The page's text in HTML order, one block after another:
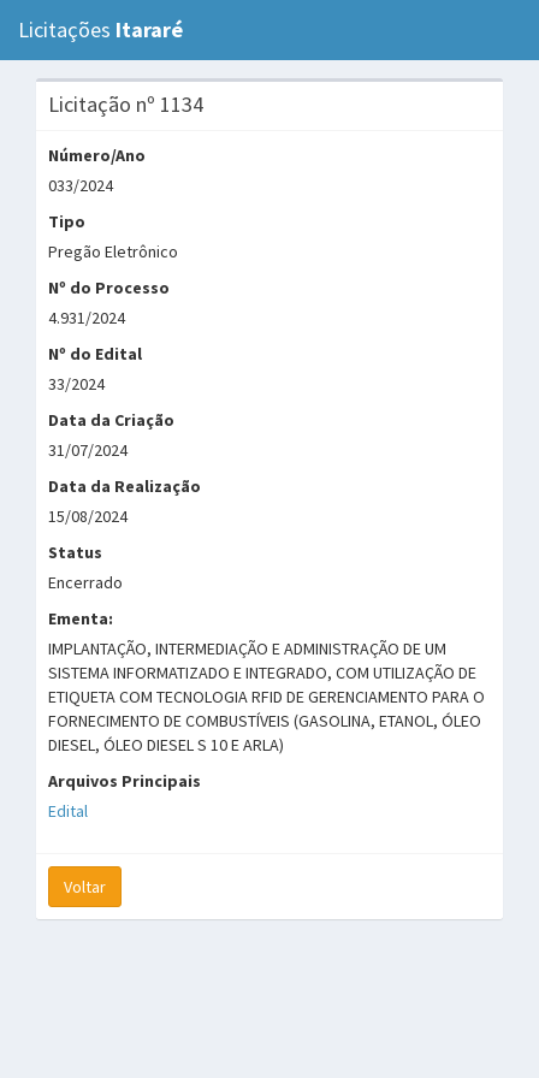
Licitações Itararé
Licitação nº 1134
Número/Ano
033/2024
Tipo
Pregão Eletrônico
Nº do Processo
4.931/2024
Nº do Edital
33/2024
Data da Criação
31/07/2024
Data da Realização
15/08/2024
Status
Encerrado
Ementa:
IMPLANTAÇÃO, INTERMEDIAÇÃO E ADMINISTRAÇÃO DE UM
SISTEMA INFORMATIZADO E INTEGRADO, COM UTILIZAÇÃO DE
ETIQUETA COM TECNOLOGIA RFID DE GERENCIAMENTO PARA O
FORNECIMENTO DE COMBUSTÍVEIS (GASOLINA, ETANOL, ÓLEO
DIESEL, ÓLEO DIESEL S 10 E ARLA)
Arquivos Principais
Edital
Voltar